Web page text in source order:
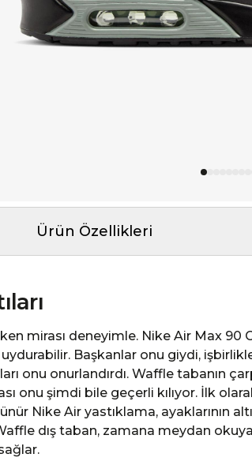
Ürün Özellikleri
mirası deneyimle. Nike Air Max 90
Başkanlar onu giydi,
onu onurlandırdı. Waffle tabanın
onu şimdi bile geçerli kılıyor. İlk
Nike Air yastıklama, ayaklarının
dış taban, zamana meydan